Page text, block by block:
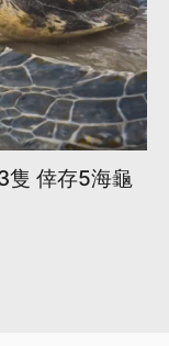
隻 倖存5海龜